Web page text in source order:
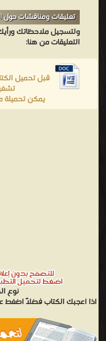
تعليقات ومناقشات حول
ولتسجيل ملاحظاتك
التعليقات من هنا:
قبل تحميل
يمكن تحميلة
نوع
اذا اعجبك الكتاب فضلاً اضغط